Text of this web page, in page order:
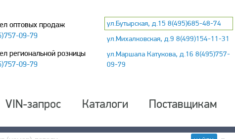
оптовых продаж
09-79
региональной розницы
09-79
ул.Бутырская, д.15 8(495)685-48-74
ул.Михалковская, д.9 8(499)154-11-31
ул.Маршала Катукова, д.16 8(495)757-
09-79
VIN-запрос Каталоги Поставщикам